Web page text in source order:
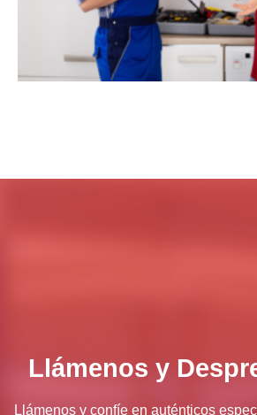
Llámenos y
Llámenos y confíe en auténticos